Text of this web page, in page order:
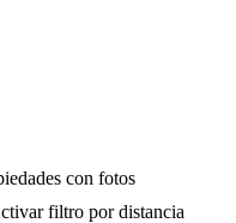
con fotos
filtro por distancia